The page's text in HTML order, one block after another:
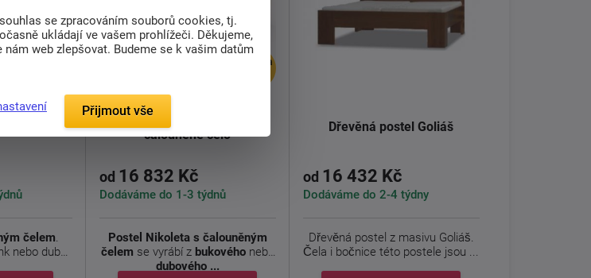
čelem.
nebo dubu
doprava
Dřevěná postel Nikoleta
čalouněné čelo
od 16 832 Kč
Dodáváme do 1-3 týdnů
Postel Nikoleta s čalouněným
čelem se vyrábí zbukovéhonebo
dubového ...
Dřevěná postel Goliáš
od 16 432 Kč
Dodáváme do 2-4 týdny
Dřevěná postel z masivu Goliáš.
Čela i bočnice této postele jsou ...
se zpracováním souborů cookies, tj.
ukládají ve vašem prohlížeči. Děkujeme,
nám web zlepšovat. Budeme se k vašim datům
Přijmout vše